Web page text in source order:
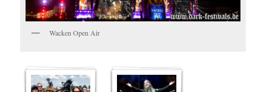
Wacken Open Air